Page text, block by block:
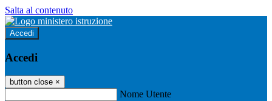
Salta al contenuto
Accedi
Accedi
button close ×
Nome Utente